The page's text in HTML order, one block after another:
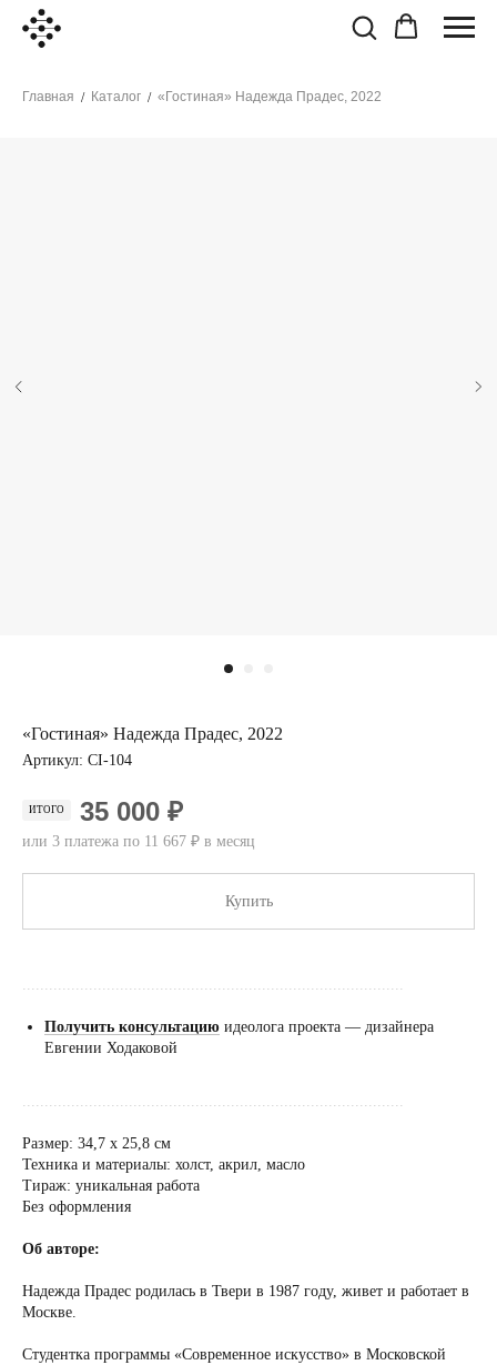
Главная / Каталог / «Гостиная» Надежда Прадес, 2022
«Гостиная» Надежда Прадес, 2022
Артикул: CI-104
ИТОГО 35 000 ₽
или 3 платежа по 11 667 ₽ в месяц
Купить
......................................................................................
Получить консультацию идеолога проекта — дизайнера
Евгении Ходаковой
......................................................................................
Размер: 34,7 х 25,8 см
Техника и материалы: холст, акрил, масло
Тираж: уникальная работа
Без оформления
Об авторе:
Надежда Прадес родилась в Твери в 1987 году, живет и работает в
Москве.
Студентка программы «Cовременное искусство» в Московской